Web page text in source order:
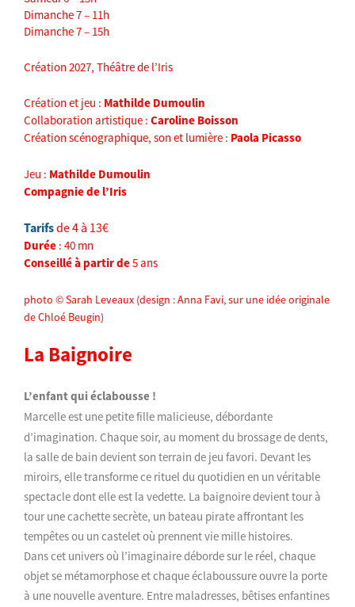
Dimanche 7 – 11h
Dimanche 7 – 15h
Création 2027, Théâtre de l’Iris
Création et jeu : Mathilde Dumoulin
Collaboration artistique : Caroline Boisson
Création scénographique, son et lumière : Paola Picasso
Jeu : Mathilde Dumoulin
Compagnie de l’Iris
Tarifsde 4 à 13€
Durée : 40 mn
Conseillé à partir de5 ans
photo © Sarah Leveaux (design : Anna Favi, sur une idée originale
de Chloé Beugin)
La Baignoire
L’enfant qui éclabousse !
Marcelle est une petite fille malicieuse, débordante
d’imagination. Chaque soir, au moment du brossage de dents,
la salle de bain devient son terrain de jeu favori. Devant les
miroirs, elle transforme ce rituel du quotidien en un véritable
spectacle dont elle est la vedette. La baignoire devient tour à
tour une cachette secrète, un bateau pirate affrontant les
tempêtes ou un castelet où prennent vie mille histoires.
Dans cet univers où l’imaginaire déborde sur le réel, chaque
objet se métamorphose et chaque éclaboussure ouvre la porte
à une nouvelle aventure. Entre maladresses, bêtises enfantines